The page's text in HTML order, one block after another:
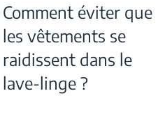
Comment éviter que
les vêtements se
raidissent dans le
lave-linge ?